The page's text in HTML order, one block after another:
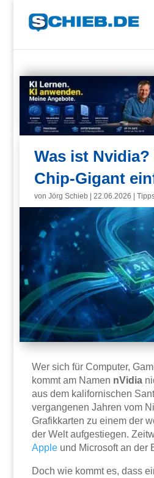
Was ist Nvidia?
Chip-Gigant
vonJörg Schieb |22.06.2026 |
Wer sich für Computer,
kommt am Namen nVidia
aus dem kalifornischen
vergangenen Jahren vom
Grafikkarten zu einem der
der Welt aufgestiegen.
Apple und Microsoft an der
Doch wie kommt es, dass